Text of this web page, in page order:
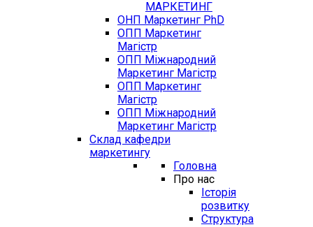
МАРКЕТИНГ
ОНП Маркетинг PhD
ОПП Маркетинг
Магістр
ОПП Міжнародний
Маркетинг Магістр
ОПП Маркетинг
Магістр
ОПП Міжнародний
Маркетинг Магістр
Склад кафедри
маркетингу
Головна
Про нас
Історія
розвитку
Структура